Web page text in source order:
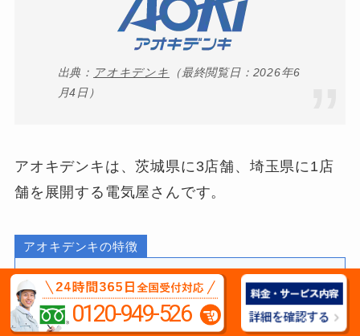
出典： アオキデンキ
（最終閲覧日：2026年6
月4日）
アオキデンキは、茨城県に3店舗、埼玉県に1店
舗を展開する電気屋さんです。
アオキデンキの特徴
茨城県に3店舗展開
地域密着で親切サポート
0120-949-526